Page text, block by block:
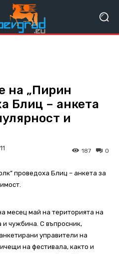
на „Пирин
Блиц – анкета
и
0
187
проведоха Блиц – анкета за
месец май на територията на
чужбина. С въпросник,
управители на
на фестивала, както и